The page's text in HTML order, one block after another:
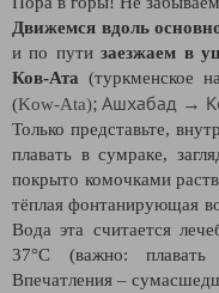
Движемся вдоль
и по путизаезжаем в
Ков-Ата (туркменское
(Kow-Ata); Ашхабад →
Только представьте,
плавать в сумраке,
покрыто комочками
тёплая фонтанирующая
Вода эта считается
37°С (важно:
Впечатления –